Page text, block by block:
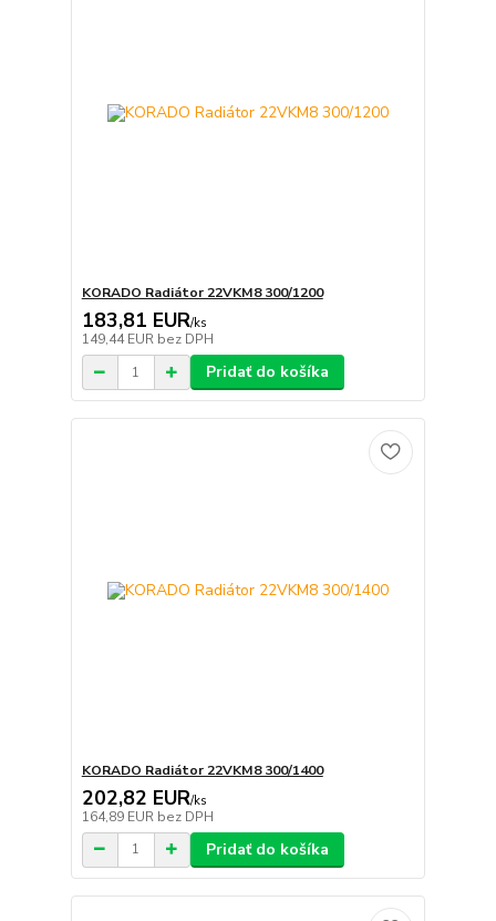
KORADO Radiátor 22VKM8 300/1200
183,81 EUR/ks
149,44 EUR bez DPH
Pridať do košíka
KORADO Radiátor 22VKM8 300/1400
202,82 EUR/ks
164,89 EUR bez DPH
Pridať do košíka